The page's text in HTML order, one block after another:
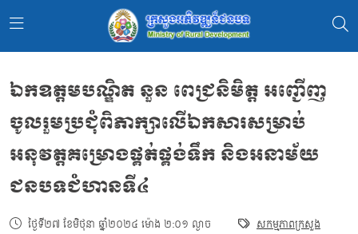
ឯកឧត្តមបណ្ឌិត នួន ពេជ្រនិមិត្ត អញ្ជើញ
ចូលរួមប្រជុំពិភាក្សាលើឯកសារសម្រាប់
អនុវត្តគម្រោងផ្គត់ផ្គង់ទឹក និងអនាម័យ
ជនបទជំហានទី៤
ថ្ងៃទី២៧ ខែមិថុនា ឆ្នាំ២០២៤ ម៉ោង ២:០១ ល្ងាច សកម្មភាពក្រសួង